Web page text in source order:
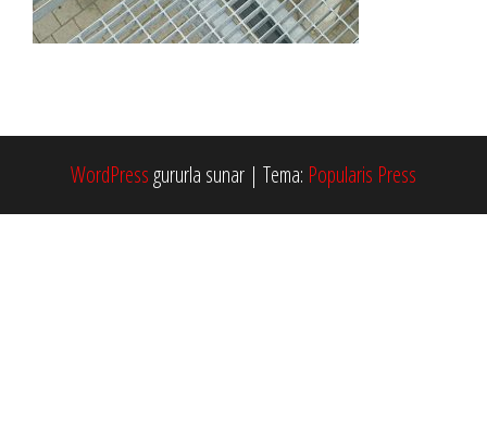
WordPress gururla sunar | Tema: Popularis Press